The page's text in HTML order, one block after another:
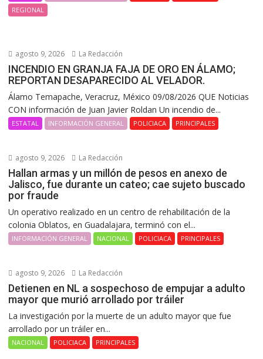
REGIONAL
agosto 9, 2026 La Redacción
INCENDIO EN GRANJA FAJA DE ORO EN ÁLAMO;
REPORTAN DESAPARECIDO AL VELADOR.
Álamo Temapache, Veracruz, México 09/08/2026 QUE Noticias
CON información de Juan Javier Roldan Un incendio de...
ESTATAL INFORMACIÓN GENERAL POLICIACA PRINCIPALES
agosto 9, 2026 La Redacción
Hallan armas y un millón de pesos en anexo de
Jalisco, fue durante un cateo; cae sujeto buscado
por fraude
Un operativo realizado en un centro de rehabilitación de la
colonia Oblatos, en Guadalajara, terminó con el...
INFORMACIÓN GENERAL NACIONAL POLICIACA PRINCIPALES
agosto 9, 2026 La Redacción
Detienen en NL a sospechoso de empujar a adulto
mayor que murió arrollado por tráiler
La investigación por la muerte de un adulto mayor que fue
arrollado por un tráiler en...
NACIONAL POLICIACA PRINCIPALES